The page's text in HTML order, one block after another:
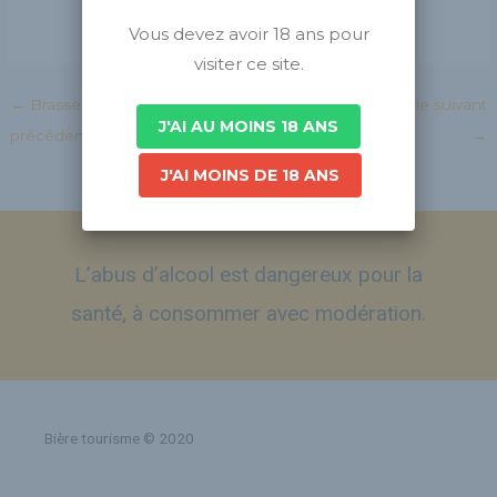
← Brasseries - Brasserie
précédent
Brasseries - Brasserie suivant
→
L’abus d’alcool est dangereux pour la
santé, à consommer avec modération.
Bière tourisme © 2020
Vous devez avoir 18 ans pour
visiter ce site.
J'AI AU MOINS 18 ANS
J'AI MOINS DE 18 ANS